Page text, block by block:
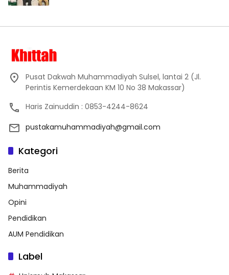
Pusat Dakwah Muhammadiyah Sulsel, lantai 2 (Jl.
Perintis Kemerdekaan KM 10 No 38 Makassar)
Haris Zainuddin : 0853-4244-8624
pustakamuhammadiyah@gmail.com
Kategori
Berita
Muhammadiyah
Opini
Pendidikan
AUM Pendidikan
Label